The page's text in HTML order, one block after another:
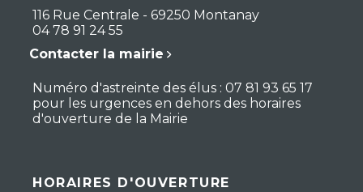
116 Rue Centrale - 69250 Montanay
04 78 91 24 55
Contacter la mairie
Numéro d'astreinte des élus : 07 81 93 65 17
pour les urgences en dehors des horaires
d'ouverture de la Mairie
HORAIRES D'OUVERTURE